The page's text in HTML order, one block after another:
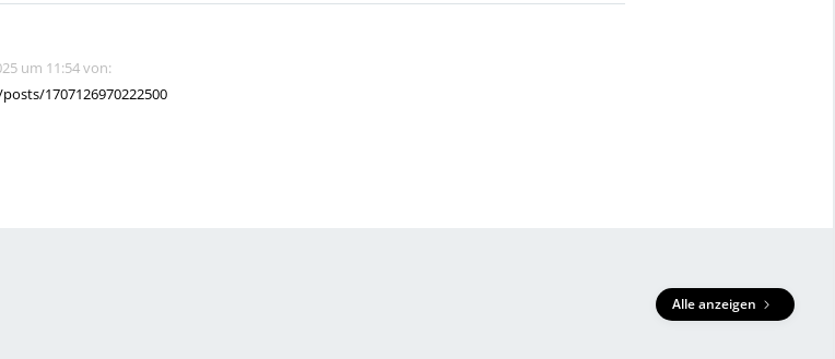
um 11:54 von:
1707126970222500
Alle anzeigen